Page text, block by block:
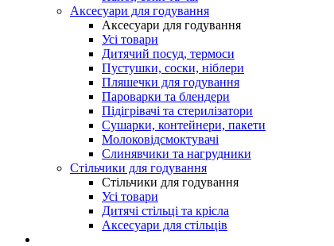
Аксесуари для годування
Аксесуари для годування
Усі товари
Дитячий посуд, термоси
Пустушки, соски, ніблери
Пляшечки для годування
Пароварки та блендери
Підігрівачі та стерилізатори
Сушарки, контейнери, пакети
Молоковідсмоктувачі
Слинявчики та нагрудники
Стільчики для годування
Стільчики для годування
Усі товари
Дитячі стільці та крісла
Аксесуари для стільців